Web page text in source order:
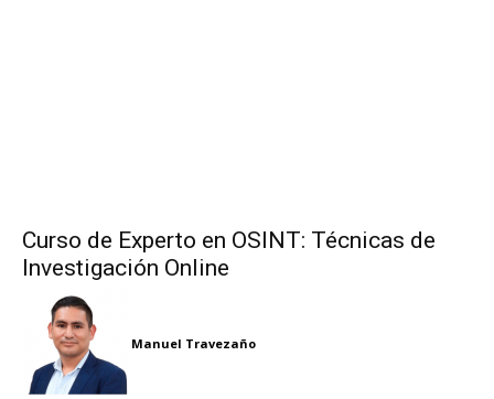
Curso de Experto en OSINT: Técnicas de
Investigación Online
Manuel Travezaño